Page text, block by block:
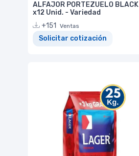
ALFAJOR PORTEZUELO BLACK
x12 Unid. - Variedad
+151
Ventas
Solicitar cotización